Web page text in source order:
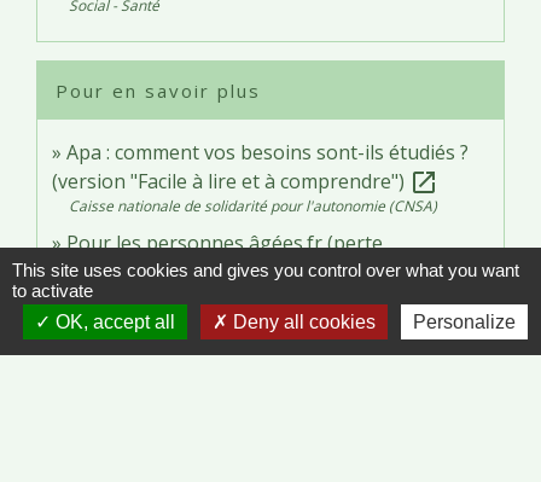
Social - Santé
Pour en savoir plus
Apa : comment vos besoins sont-ils étudiés ?
(version "Facile à lire et à comprendre") open_in_new
Caisse nationale de solidarité pour l'autonomie (CNSA)
Pour les personnes âgées.fr (perte
d'autonomie)open_in_new
Caisse nationale de solidarité pour l'autonomie (CNSA)
This site uses cookies and gives you control over what you want
to activate
OK, accept all
Deny all cookies Personalize